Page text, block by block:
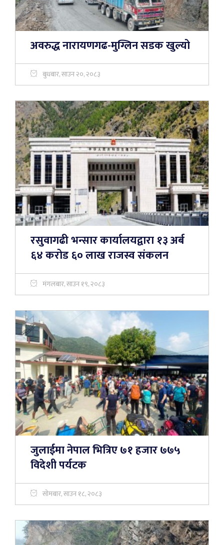
अवरुद्ध नारायणगढ-मुग्लिन सडक खुल्यो
बुधबार, साउन २०, २०८३
रसुवागढी भन्सार कार्यालयद्वारा १३ अर्ब
६४ करोड ६० लाख राजस्व संकलन
मंगलबार, साउन १९, २०८३
जुलाईमा नेपाल भित्रिए ७१ हजार ७७५
विदेशी पर्यटक
सोमबार, साउन १८, २०८३